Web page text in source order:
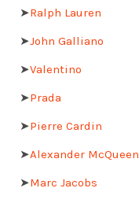
➤Ralph Lauren
➤John Galliano
➤Valentino
➤Prada
➤Pierre Cardin
➤Alexander McQueen
➤Marc Jacobs